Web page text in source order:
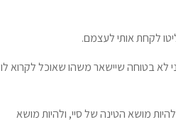
לקחת אותי לעצמם.
לא בטוחה שיישאר משהו שאוכל לקרוא לו
מושא הטינה של סיי, ולהיות מושא